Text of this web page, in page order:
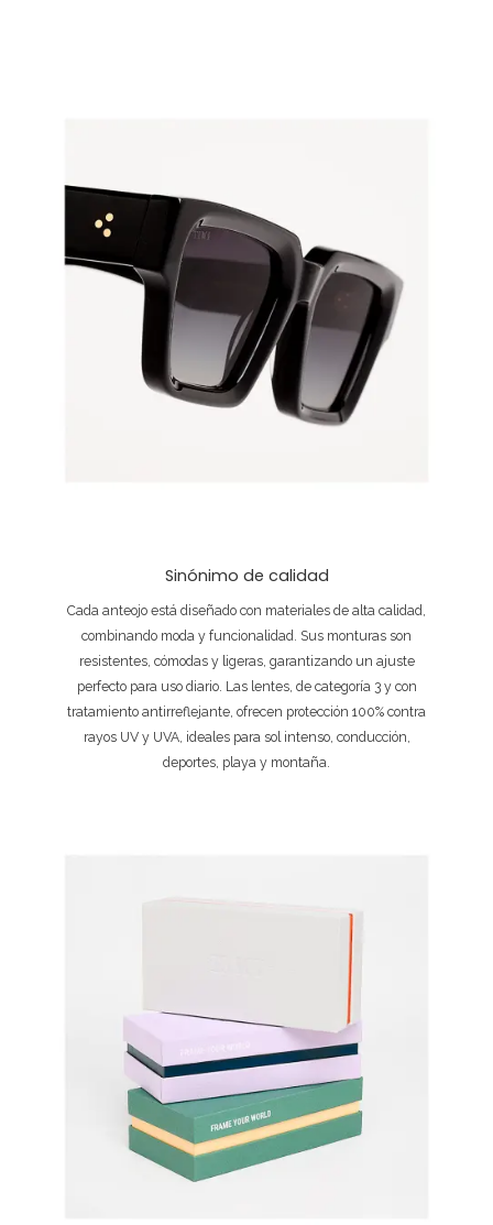
Sinónimo de calidad
Cada anteojo está diseñado con materiales de alta calidad,
combinando moda y funcionalidad. Sus monturas son
resistentes, cómodas y ligeras, garantizando un ajuste
perfecto para uso diario. Las lentes, de categoría 3 y con
tratamiento antirreflejante, ofrecen protección 100% contra
rayos UV y UVA, ideales para sol intenso, conducción,
deportes, playa y montaña.